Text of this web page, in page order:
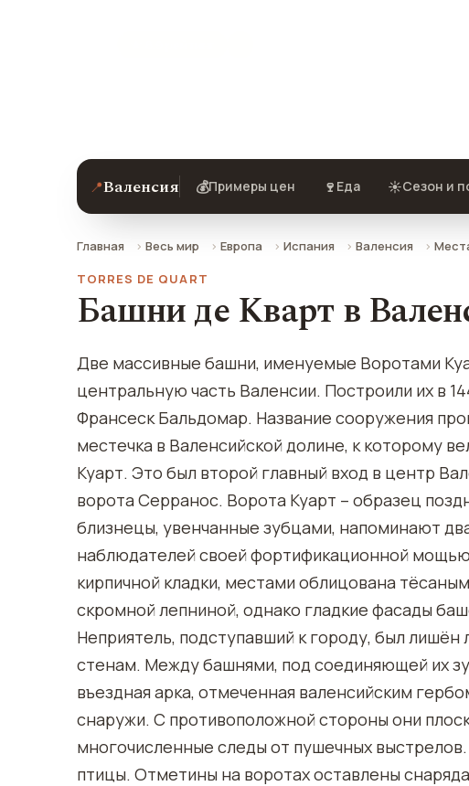
📍Валенсия 💰Примеры цен 🍷 Еда ☀️Сезон и
Главная Весь мир Европа Испания Валенсия
TORRES DE QUART
Башни де Кварт в
Две массивные башни, именуемые Воротами
центральную часть Валенсии. Построили их в
Франсеск Бальдомар. Название сооружения
местечка в Валенсийской долине, к которому
Куарт. Это был второй главный вход в центр
ворота Серранос. Ворота Куарт – образец
близнецы, увенчанные зубцами, напоминают
наблюдателей своей фортификационной
кирпичной кладки, местами облицована
скромной лепниной, однако гладкие фасады
Неприятель, подступавший к городу, был
стенам. Между башнями, под соединяющей их
въездная арка, отмеченная валенсийским
снаружи. С противоположной стороны они
многочисленные следы от пушечных
птицы. Отметины на воротах оставлены